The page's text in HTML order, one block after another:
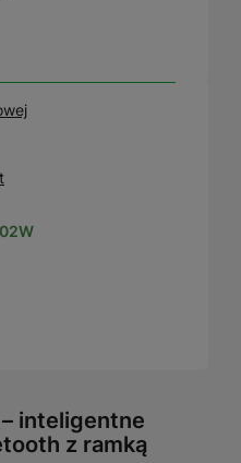
inteligentne
z ramką